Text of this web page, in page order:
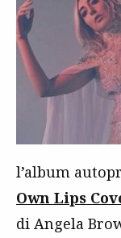
l’album
Own Lips
di Angela